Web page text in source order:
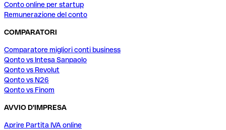
Conto online per startup
Remunerazione del conto
COMPARATORI
Comparatore migliori conti business
Qonto vs Intesa Sanpaolo
Qonto vs Revolut
Qonto vs N26
Qonto vs Finom
AVVIO D'IMPRESA
Aprire Partita IVA online